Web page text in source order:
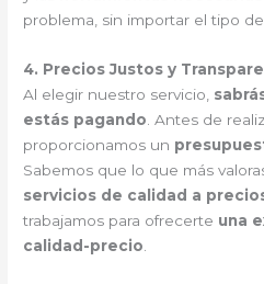
problema, sin importar el tipo de
4. Precios Justos y
Al elegir nuestro servicio,
estás pagando . Antes de
proporcionamos un
Sabemos que lo que más
servicios de calidad a
trabajamos para ofrecerte una
calidad-precio